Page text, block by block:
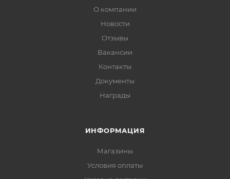
О компании
Новости
Отзывы
Вакансии
Контакты
Документы
Награды
ИНФОРМАЦИЯ
Магазины
Условия оплаты